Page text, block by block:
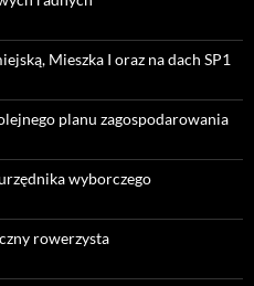
Mieszka I oraz na dach SP1
planu zagospodarowania
wyborczego
rowerzysta